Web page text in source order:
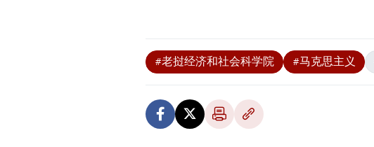
#老挝经济和社会科学院 #马克思主义